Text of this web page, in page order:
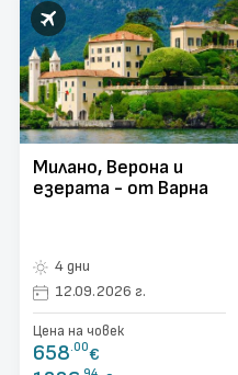
Милано, Верона и
езерата - от Варна
4 дни
12.09.2026 г.
Цена на човек
658.00€